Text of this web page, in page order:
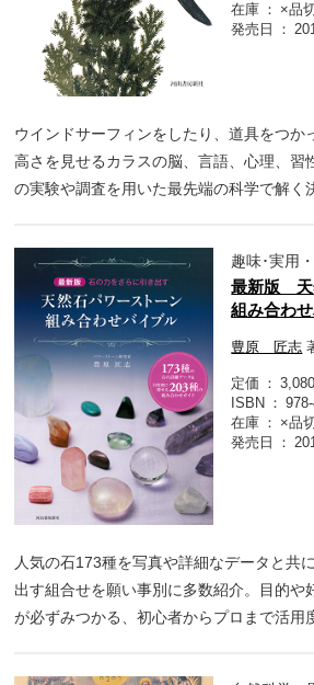
在庫
×品
発売日
ウインドサーフィンをしたり、道具をつか
高さを見せるカラスの脳、言語、心理、習
の実験や調査を用いた最先端の科学で解く
趣味･実用
最新版 天
組み合わ
豊原 匠志
定価
ISBN
在庫
×品
発売日
人気の石173種を写真や詳細なデータと共
出す組合せを願い事別に多数紹介。目的や
が必ずみつかる、初心者からプロまで活用